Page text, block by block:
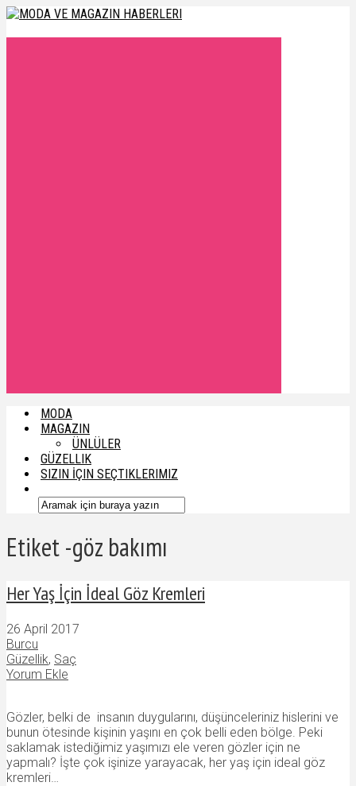
MODA
MAGAZIN
ÜNLÜLER
GÜZELLIK
SIZIN İÇIN SEÇTIKLERIMIZ
Etiket -göz bakımı
Her Yaş İçin İdeal Göz Kremleri
26 April 2017
Burcu
Güzellik, Saç
Yorum Ekle
Gözler, belki de insanın duygularını, düşünceleriniz hislerini ve
bunun ötesinde kişinin yaşını en çok belli eden bölge. Peki
saklamak istediğimiz yaşımızı ele veren gözler için ne
yapmalı? İşte çok işinize yarayacak, her yaş için ideal göz
kremleri…